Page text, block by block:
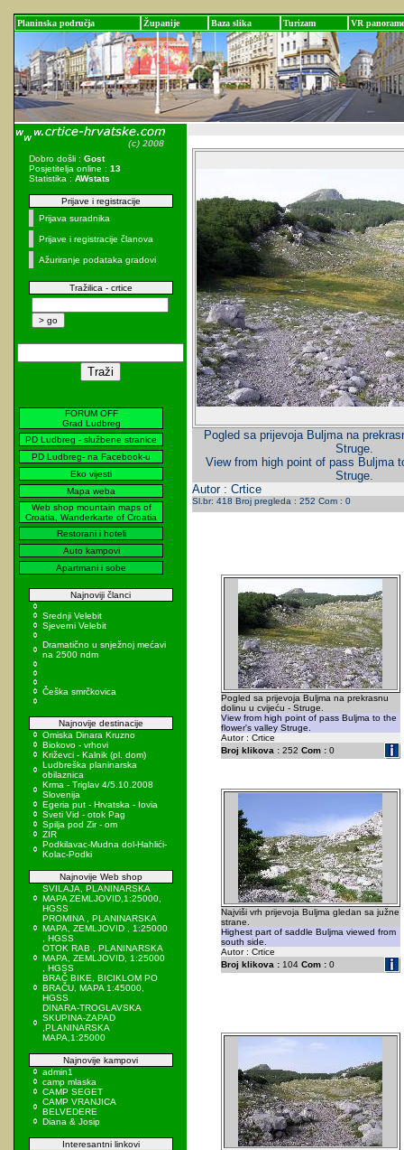
Planinska područja Županije Baza slika Turizam VR panorame
Dobro došli : Gost
Posjetitelja online : 13
Statistika : AWstats
Prijave i registracije
Prijava suradnika
Prijave i registracije članova
Ažuriranje podataka gradovi
Tražilica - crtice
FORUM OFF
Grad Ludbreg
PD Ludbreg - službene stranice
PD Ludbreg- na Facebook-u
Eko vijesti
Mapa weba
Web shop mountain maps of
Croatia, Wanderkarte of Croatia
Restorani i hoteli
Auto kampovi
Apartmani i sobe
Najnoviji članci
Srednji Velebit
Sjeverni Velebit
Dramatično u snježnoj mećavi
na 2500 ndm
Češka smrčkovica
Najnovije destinacije
Omiska Dinara Kruzno
Biokovo - vrhovi
Križevci - Kalnik (pl. dom)
Ludbreška planinarska
obilaznica
Krma - Triglav 4/5.10.2008
Slovenija
Egeria put - Hrvatska - Iovia
Sveti Vid - otok Pag
Spilja pod Zir - om
ZIR
Podkilavac-Mudna dol-Hahlići-
Kolac-Podki
Najnovije Web shop
SVILAJA, PLANINARSKA
MAPA ZEMLJOVID,1:25000,
HGSS
PROMINA , PLANINARSKA
MAPA, ZEMLJOVID , 1:25000
, HGSS
OTOK RAB , PLANINARSKA
MAPA, ZEMLJOVID, 1:25000
, HGSS
BRAČ BIKE, BICIKLOM PO
BRAČU, MAPA 1:45000,
HGSS
DINARA-TROGLAVSKA
SKUPINA-ZAPAD
,PLANINARSKA
MAPA,1:25000
Najnovije kampovi
admin1
camp mlaska
CAMP SEGET
CAMP VRANJICA
BELVEDERE
Diana & Josip
Interesantni linkovi
Pogled sa prijevoja Buljma na
Struge.
View from high point of pass Buljma
Struge.
Autor : Crtice
Sl.br: 418 Broj pregleda : 252 Com : 0
Pogled sa prijevoja Buljma na prekrasnu
dolinu u cvijeću - Struge.
View from high point of pass Buljma to the
flower's valley Struge.
Autor : Crtice
Broj klikova :252 Com :0
Najviši vrh prijevoja Buljma gledan sa južne
strane.
Highest part of saddle Buljma viewed from
south side.
Autor : Crtice
Broj klikova :104 Com :0